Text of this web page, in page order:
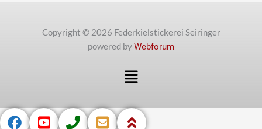
Copyright © 2026 Federkielstickerei Seiringer
powered byWebforum
Menü